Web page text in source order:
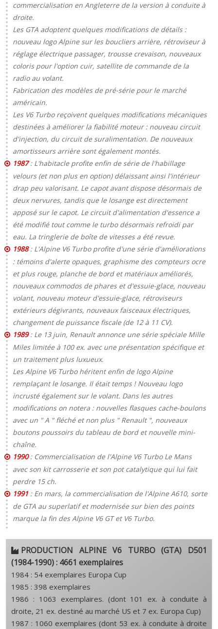
commercialisation en Angleterre de la version à conduite à
droite.
Les GTA adoptent quelques modifications de détails :
nouveau logo Alpine sur les boucliers arrière, rétroviseur à
réglage électrique passager, trousse crevaison, nouveaux
coloris pour l'option cuir, satellite de commande de la
radio au volant.
Fabrication des modèles de pré-série pour le marché
américain.
Les V6 Turbo reçoivent quelques modifications mécaniques
destinées à améliorer la fiabilité moteur : nouveau circuit
d'injection, du circuit de suralimentation. De nouveaux
amortisseurs arrière sont également montés.
1987: L'habitacle profite enfin de série de l'habillage
velours (et non plus en option) délaissant ainsi l'intérieur
drap peu valorisant. Le capot avant dispose désormais de
deux nervures, tandis que le losange est directement
apposé sur le capot. Le circuit d'alimentation d'essence a
été modifié tout comme le turbo désormais refroidi par
eau. La tringlerie de boîte de vitesses a été revue.
1988: L'Alpine V6 Turbo profite d'une série d'améliorations
: témoins d'alerte opaques, graphisme des compteurs ocre
et plus rouge, planche de bord et matériaux améliorés,
nouveaux commodos de phares et d'essuie-glace, nouveau
volant, nouveau moteur d'essuie-glace, rétroviseurs
extérieurs dégivrants, nouveaux faisceaux électriques,
changement de puissance fiscale (de 12 à 11 CV).
1989: Le 13 juin, Renault annonce une série spéciale Mille
Miles limitée à 100 ex. avec une présentation spécifique et
un traitement plus luxueux.
Les Alpine V6 Turbo héritent enfin de logo Alpine
remplaçant le losange. Il était temps ! Nouveau logo
incrusté également sur le volant. Dans les autres
modifications on notera : nouvelles flasques cache-boulons
avec un " A " fléché et non plus " Renault ", nouveaux
boutons poussoirs du tableau de bord et nouvelle mini-
chaîne.
1990: Commercialisation de l'Alpine V6 Turbo Le Mans
avec son kit carrosserie et son pot catalytique qui lui fait
perdre 15 ch.
1991 : En mars, la commercialisation de l'Alpine A610, sorte
de GTA au superlatif et modernisée sur bien des points
marque la fin des Alpine V6 GT et V6 Turbo.
PRODUCTION ALPINE V6 TURBO (GTA) D501
(1984-1990) : 4661 exemplaires
1984 : 54 exemplaires Europa Cup
1985 : 398 exemplaires
1986 : 1063 exemplaires. (dont 101 ex. à conduite à
droite, 21 ex. destiné au marché US et 7 ex. Europa Cup)
1987 : 1060 exemplaires (dont 53 ex. à conduite à droite